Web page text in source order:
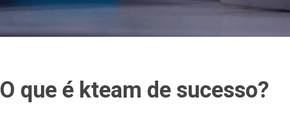
O que é kteam de sucesso?